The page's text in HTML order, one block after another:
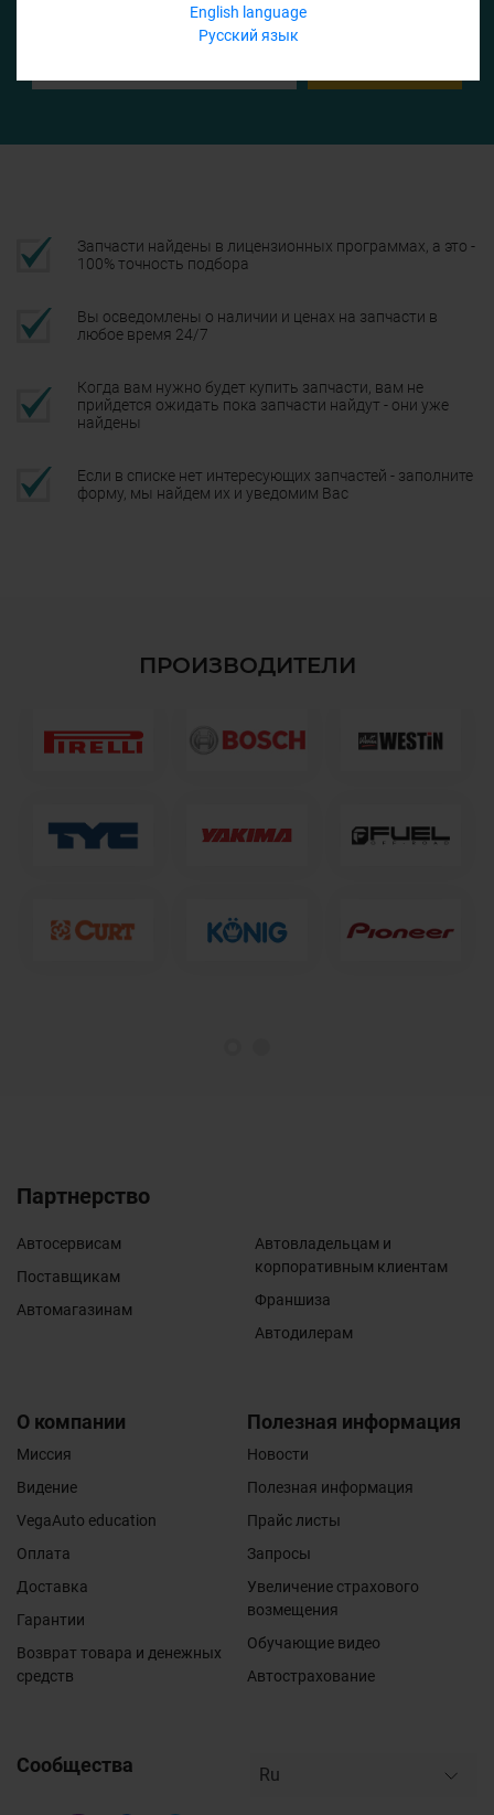
English language
Русский язык
Запчасти найдены в лицензионных программах, а это -
100% точность подбора
Вы осведомлены о наличии и ценах на запчасти в
любое время 24/7
Когда вам нужно будет купить запчасти, вам не
прийдется ожидать пока запчасти найдут - они уже
найдены
Если в списке нет интересующих запчастей - заполните
форму, мы найдем их и уведомим Вас
ПРОИЗВОДИТЕЛИ
Партнерство
Автосервисам
Поставщикам
Автомагазинам
Автовладельцам и
корпоративным клиентам
Франшиза
Автодилерам
О компании
Миссия
Видение
VegaAuto education
Оплата
Доставка
Гарантии
Возврат товара и денежных
средств
Полезная информация
Новости
Полезная информация
Прайс листы
Запросы
Увеличение страхового
возмещения
Обучающие видео
Автострахование
Сообщества